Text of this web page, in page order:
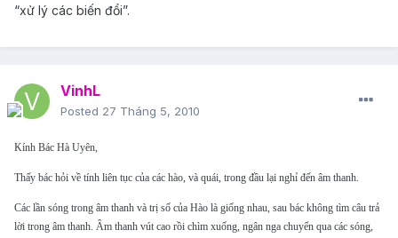
“xử lý các biến đổi”.
VinhL
Posted 27 Tháng 5, 2010
Kính Bác Hà Uyên,
Thấy bác hỏi về tính liên tục của các hào, và quái, trong đầu lại nghỉ đến âm thanh.
Các lần sóng trong âm thanh và trị số của Hào là giống nhau, sau bác không tìm câu trả
lời trong âm thanh. Âm thanh vút cao rồi chìm xuống, ngân nga chuyển qua các sóng,